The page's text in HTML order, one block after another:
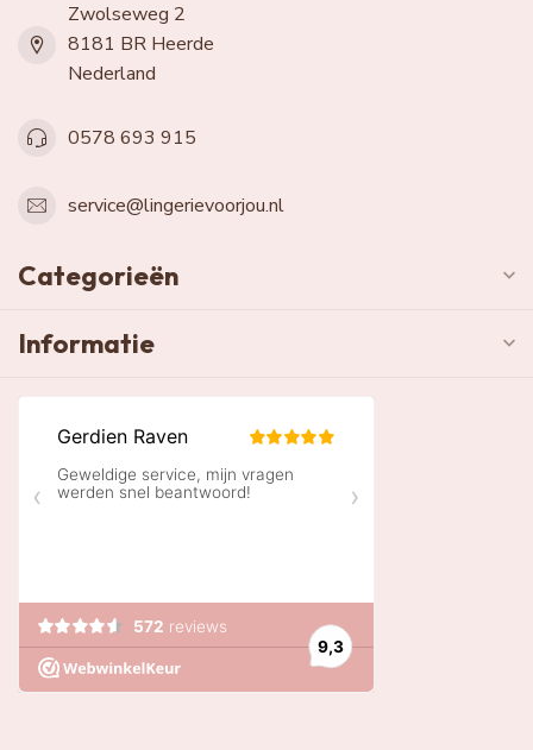
Zwolseweg 2
8181 BR Heerde
Nederland
0578 693 915
service@lingerievoorjou.nl
Categorieën
Informatie